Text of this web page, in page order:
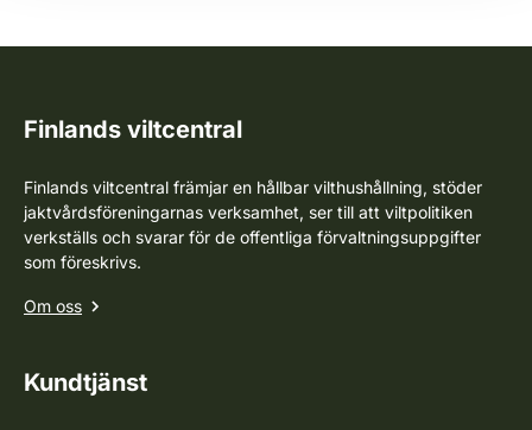
Finlands viltcentral
Finlands viltcentral främjar en hållbar vilthushållning, stöder
jaktvårdsföreningarnas verksamhet, ser till att viltpolitiken
verkställs och svarar för de offentliga förvaltningsuppgifter
som föreskrivs.
Om oss
Kundtjänst